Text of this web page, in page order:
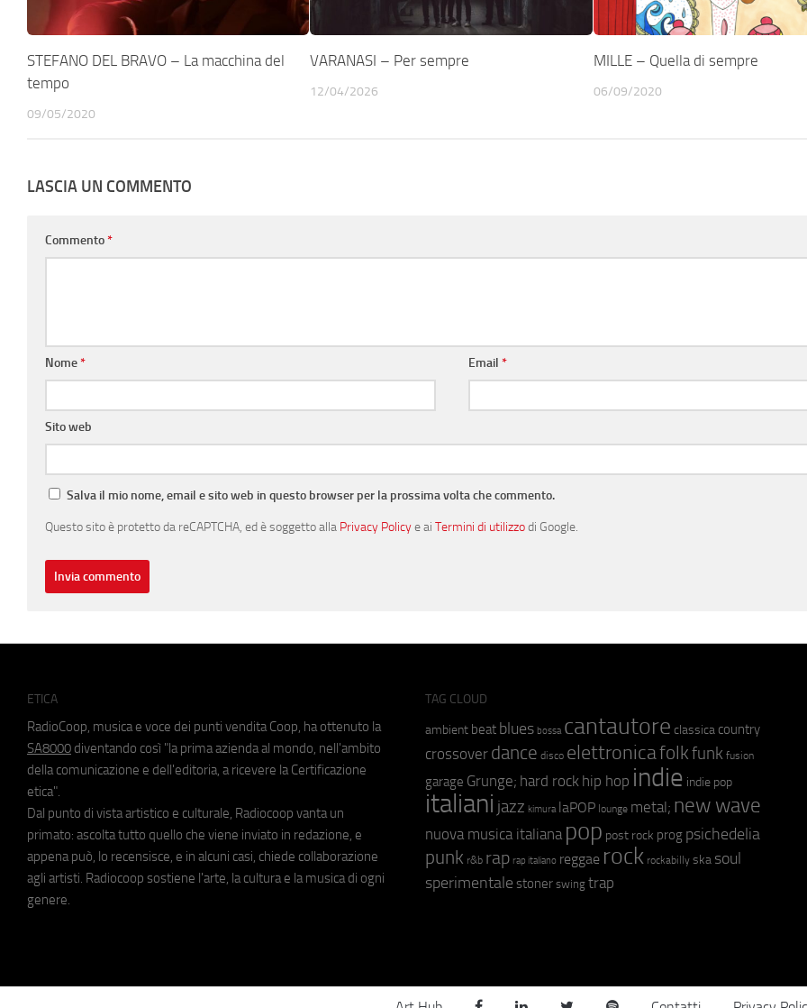
STEFANO DEL BRAVO – La macchina del
tempo
09/05/2020
VARANASI – Per sempre
12/04/2026
MILLE – Quella di sempre
06/09/2020
LASCIA UN COMMENTO
Commento*
Nome* Email*
Sito web
Salva il mio nome, email e sito web in questo browser per la prossima volta che commento.
Questo sito è protetto da reCAPTCHA, ed è soggetto alla Privacy Policye ai Termini di utilizzodi Google.
ETICA
RadioCoop, musica e voce dei punti vendita Coop, ha ottenuto la
SA8000 diventando così "la prima azienda al mondo, nell'ambito
della comunicazione e dell'editoria, a ricevere la Certificazione
etica".
Dal punto di vista artistico e culturale, Radiocoop vanta un
primato: ascolta tutto quello che viene inviato in redazione, e
appena può, lo recensisce, e in alcuni casi, chiede collaborazione
agli artisti. Radiocoop sostiene l'arte, la cultura e la musica di ogni
genere.
TAG CLOUD
ambient beat blues bossa cantautore classica country
crossover dance disco elettronicafolkfunk fusion
garage Grunge; hard rock hip hop indie indie pop
italiani jazz kimura laPOP lounge metal; new wave
nuova musica italiana pop post rock prog psichedelia
punk r&b rap rap italiano reggae rock rockabilly ska soul
sperimentale stoner swing trap